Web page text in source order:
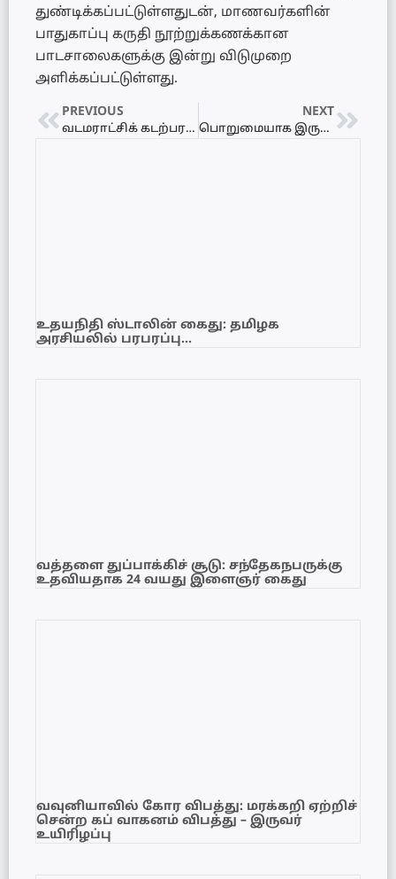
துண்டிக்கப்பட்டுள்ளதுடன், மாணவர்களின்
பாதுகாப்பு கருதி நூற்றுக்கணக்கான
பாடசாலைகளுக்கு இன்று விடுமுறை
அளிக்கப்பட்டுள்ளது.
PREVIOUS
வடமராட்சிக் கடற்பரப்பில் அடுத்தடுத்து கரையொதுங்கும் ஆமைகளின் உடலங்கள்!
NEXT
பொறுமையாக இருங்கள் – மின்சார கட்டண குறைப்பு தொடர்பில் வெளியான அறிவிப்பு
உதயநிதி ஸ்டாலின் கைது: தமிழக
அரசியலில் பரபரப்பு…
வத்தளை துப்பாக்கிச் சூடு: சந்தேகநபருக்கு
உதவியதாக 24 வயது இளைஞர் கைது
வவுனியாவில் கோர விபத்து: மரக்கறி ஏற்றிச்
சென்ற கப் வாகனம் விபத்து – இருவர்
உயிரிழப்பு